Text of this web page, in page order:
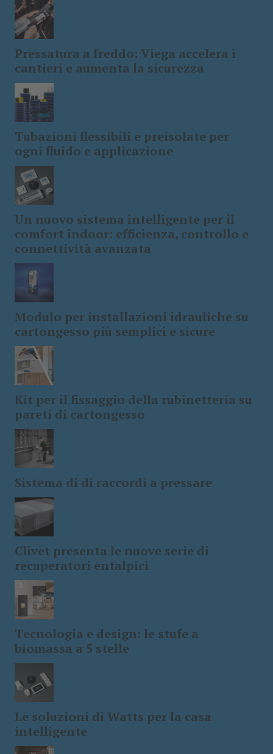
Pressatura a freddo: Viega accelera i
cantieri e aumenta la sicurezza
Tubazioni flessibili e preisolate per
ogni fluido e applicazione
Un nuovo sistema intelligente per il
comfort indoor: efficienza, controllo e
connettività avanzata
Modulo per installazioni idrauliche su
cartongesso più semplici e sicure
Kit per il fissaggio della rubinetteria su
pareti di cartongesso
Sistema di di raccordi a pressare
Clivet presenta le nuove serie di
recuperatori entalpici
Tecnologia e design: le stufe a
biomassa a 5 stelle
Le soluzioni di Watts per la casa
intelligente